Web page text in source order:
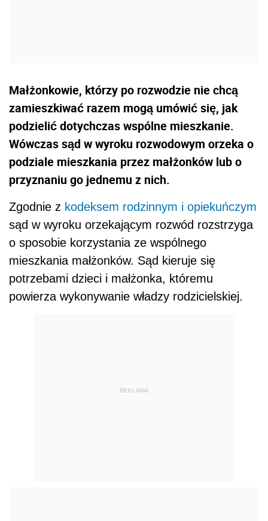
Małżonkowie, którzy po rozwodzie nie chcą
zamieszkiwać razem mogą umówić się, jak
podzielić dotychczas wspólne mieszkanie.
Wówczas sąd w wyroku rozwodowym orzeka o
podziale mieszkania przez małżonków lub o
przyznaniu go jednemu z nich.
Zgodnie z kodeksem rodzinnym i opiekuńczym
sąd w wyroku orzekającym rozwód rozstrzyga
o sposobie korzystania ze wspólnego
mieszkania małżonków. Sąd kieruje się
potrzebami dzieci i małżonka, któremu
powierza wykonywanie władzy rodzicielskiej.
REKLAMA